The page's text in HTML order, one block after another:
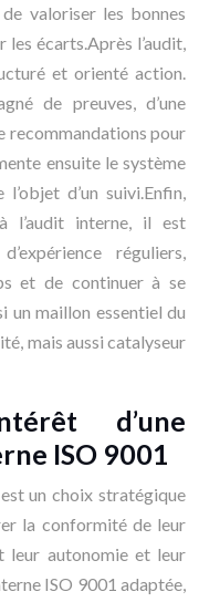
valoriser les bonnes
écarts.Après l’audit,
et orienté action.
de preuves, d’une
recommandations pour
ensuite le système
d’un suivi.Enfin,
l’audit interne, il est
réguliers,
et de continuer à se
un maillon essentiel du
mais aussi catalyseur
d’une
ISO 9001
un choix stratégique
la conformité de leur
leur autonomie et leur
ISO 9001 adaptée,